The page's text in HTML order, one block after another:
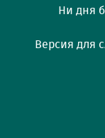
Ни дня
Версия для